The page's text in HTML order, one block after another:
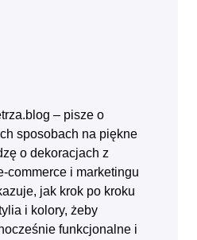
– pisze o
sposobach na piękne
o dekoracjach z
i marketingu
jak krok po kroku
i kolory, żeby
funkcjonalne i